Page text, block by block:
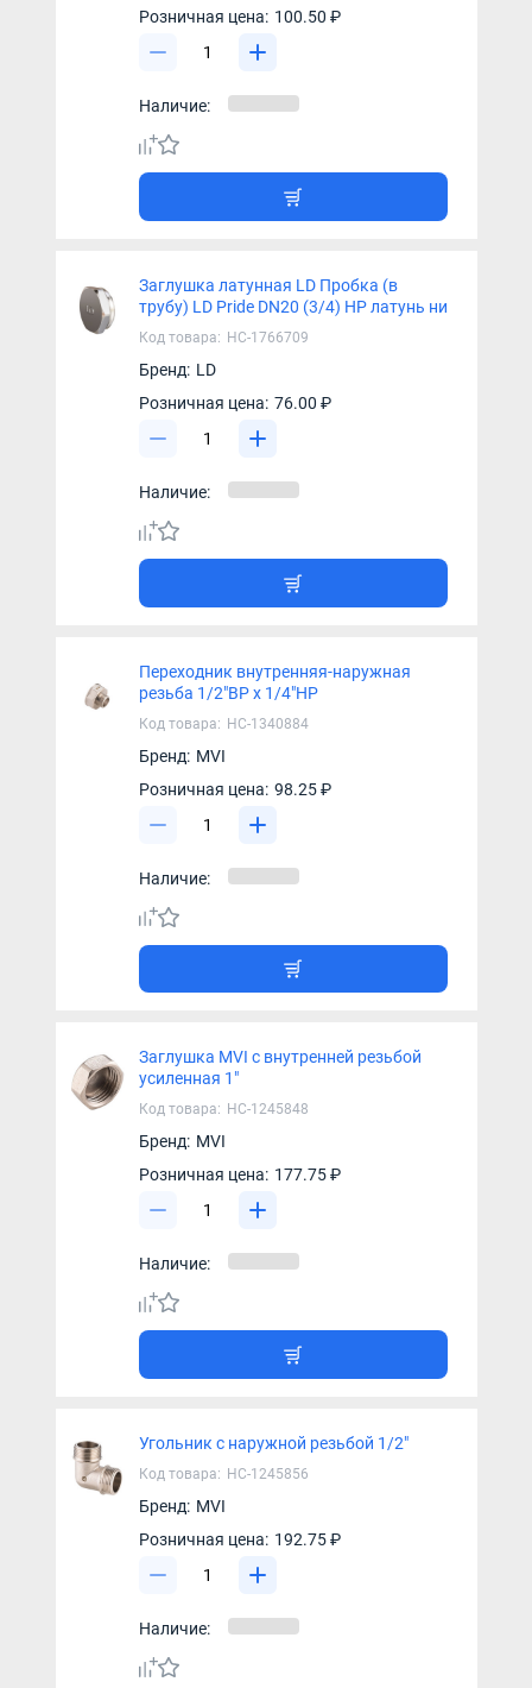
Розничная цена: 100.50 ₽
Наличие:
Заглушка латунная LD Пробка (в
трубу) LD Pride DN20 (3/4) НР латунь ни
Код товара: НС-1766709
Бренд: LD
Розничная цена: 76.00 ₽
Наличие:
Переходник внутренняя-наружная
резьба 1/2"ВР х 1/4"НР
Код товара: НС-1340884
Бренд: MVI
Розничная цена: 98.25 ₽
Наличие:
Заглушка MVI с внутренней резьбой
усиленная 1"
Код товара: НС-1245848
Бренд: MVI
Розничная цена: 177.75 ₽
Наличие:
Угольник с наружной резьбой 1/2"
Код товара: НС-1245856
Бренд: MVI
Розничная цена: 192.75 ₽
Наличие: